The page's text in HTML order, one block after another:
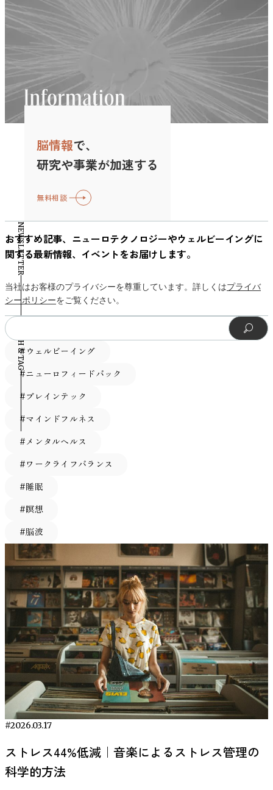
果を決めるわけではなく、メロディやハーモニーなど複数の
音楽要素が組み合わさることで心理的反応が形成されると考
えられています。 参考：Pelletier, C. L. (2004). The effect of
music on decreasing arousal due to stress: A meta-analysis.
Journal of Music Therapy, 41(3), 192–214.
https://pubmed.ncbi.nlm.nih.gov/15327345/ 自然音やアンビ
エント音楽がリラックス感と関連する理由 音楽だけでな
く、自然環境の音が心理状態に与える影響についても研究が
行われています。環境心理学の研究では、水の流れる音や風
の音などの自然音を聞くことで、心理的な回復感やリラック
ス感が報告される場合があることが示されています。 たと
えば、自然環境音と都市環境音を比較した研究では、自然音
を聞いた参加者の方が、主観的なストレス評価が低くなる傾
向が報告されています。こうした結果は、自然環境の音が人
間の心理的回復に関係する可能性を示唆しています。 アン
ビエント音楽は、こうした自然音や持続的な音響を取り入れ
た音楽ジャンルであり、明確なリズムよりも空間的な音響を
特徴とすることが多い音楽です。研究では、このような音響
環境が静かな背景音として知覚されることで、落ち着いた心
理状態と関連する可能性が指摘されています。 参考：
Alvarsson, J. J., Wiens, S., & Nilsson, M. E. (2010). Stress
recovery during exposure to nature sound and environmental
noise. International Journal of Environmental Research and
Public Health, 7(3), 1036–
1046.https://pubmed.ncbi.nlm.nih.gov/20617017/ 好きな音楽
効果を研究する際には、音楽の客観的な特徴だけでなく、個
人の音楽嗜好も重要な要因として扱われています。研究で
は、個人が好む音楽を聴くことによって、感情状態やストレ
スの主観的評価が変化する可能性があることが報告されてい
ます。 音楽は感情や記憶と深く結びついた刺激であり、特
ります。このため、同じ音楽でも人によって心理的反応が異
なることが知られています。 実験研究では、参加者が自分
化が見られることが報告されています。こうした結果から、
音楽の心理的効果は楽曲の構造だけでなく、個人の好みや経
験とも関係していると考えられています。 音楽と記憶の関
係に着目した商品「うたメモリー」については、こちらをご
覧ください。 https://uta-memory.com/ 音楽でストレスを
軽減するための日常的な活用方法 音楽が心理状態や生理反
応に影響を与える可能性については、多くの研究が行われて
いますが、その効果は実験室の環境だけでなく、日常生活の
中での聴き方にも関係すると考えられています。実際、音楽
心理学の研究では、人がどのような状況で音楽を利用するか
が感情調整やストレスの感じ方に関連する可能性が報告され
ています。 たとえば、人は気分を落ち着かせるときや集中
したいときなど、目的に応じて音楽を使い分ける傾向がある
（emotion regulation）」の一つの方法として研究されてお
り、日常生活の中で自然に行われている行動の一つです。
法則では、覚醒水準が低すぎても高すぎてもパフォーマンス
は下がり、中程度の状態で最も高くなるとされています。
テンポが速い音楽は一般に覚醒水準を高めやすく、遅い音楽
は比較的落ち着いた状態を保ちやすいと考えられています。
ただし、最適な覚醒水準は作業の難易度によって変わりま
す。単純で反復的な作業ではやや高い覚醒水準が有利に働く
場合がありますが、複雑で高度な思考を要する作業では、過
度な刺激がパフォーマンスを低下させる可能性があります。
そのため、「最適なBPMは何か」という問いに一律の答えは
ありません。重要なのは、自分の作業がどの程度の集中と認
知負荷を必要としているかを基準に、覚醒水準を調整すると
いう視点です。 ジャンルではなく“音響特性”で選ぶ クラシ
ックやローファイといったジャンル名は分かりやすい指標で
すが、研究の観点ではそれ自体が効果を決定するわけではあ
りません。より重要なのは、音楽の持つ音響的特徴です。
たとえば、音量や強弱の変化が激しい音楽は注意を引きやす
く、認知資源を消費する可能性があります。また、旋律やリ
ズムが極端に複雑で予測が難しい音楽も、脳内での処理負荷
を高めると考えられます。反対に、一定のパターンが繰り返
される音楽や、音量変化が比較的安定している音環境は、注
意を過度に奪いにくい傾向があります。 さらに、雨音や川
のせせらぎといった自然音は、注意回復理論（Attention
Restoration Theory）の文脈で研究されており、精神的疲労
の回復と関連する可能性が示唆されています。これらは音楽
というよりも環境音ですが、作業用BGMとして利用される
えられます。 環境音楽については、こちらの記事でも詳し
く紹介しています。 ・環境音楽とは？アンビエントミュー
ジックとの違いとおすすめアーティスト10選 作業用BGMの
効果を高めるための実践的な使い方 音環境の研究では、作
業用BGMの音の種類だけでなく、音量や聞こえ方、周囲の
す。つまり、同じ音楽でも聞き方や環境によって、集中しや
すさは変わる可能性があります。 ここでは、作業用BGMを
トを整理します。 イヤホンとスピーカーでは音の感じ方が
変わる 同じ音楽であっても、イヤホンで聞く場合とスピー
カーで聞く場合では、音の聞こえ方や作業への影響が変わる
可能性があります。 イヤホンは耳元で直接音を再生するた
め、外部の音を遮断しやすいという特徴があります。周囲の
雑音が多い環境では、こうした遮音効果によって音環境を一
定に保ちやすくなる場合があります。 一方で、スピーカー
で音を流す場合は、音が空間全体に広がるため、環境音の一
部として感じられることがあります。このような聞こえ方
は、音楽を強く意識せずに作業を続けたい場合に適している
と感じる人もいます。 どちらが良いかは作業環境や好みに
よって異なりますが、周囲の騒音状況や作業内容に応じて聞
き方を調整することが、作業用BGMを活用する上では重要
る場合がある 作業用BGMは、一度聞くだけで効果が決まる
ものではなく、習慣として使われることが多い音環境です。
心理学では、特定の環境や刺激が特定の行動と結びつく現象
のメカニズムとして「嗜好との一致」、すなわち自分の好み
に合った報酬を得られることが重要な役割を果たすことが示
されました。 報酬を自由に選べた参加者は、用意された景
品の中から自分が最も欲しいもの・好きなものを選択できま
す。当然ながら人それぞれ「ご褒美に何を魅力に感じるか」
は異なるため、選択の自由があると各自が自分にとって価値
の高い報酬を手にすることになります。研究チームは、この
「報酬と個人の嗜好のマッチ度」がパフォーマンスを押し上
しい課題の条件では報酬選択の有無がパフォーマンスに与え
る効果の背後に、この嗜好の一致度が統計的に介在していた
簡単な課題ではそもそも課題が容易なためか、嗜好に合った
報酬かどうかで成績に有意な差は生じませんでした。 考
察：仕事や学習の現場に応用できる「選べる報酬」の力 こ
の研究から、「ただ報酬を与えればいい」というものではな
く、報酬の内容を本人の好みに合致させることの大切さが浮
かび上がってきます。難しい課題では「これが欲しい！」と
思えるご褒美があることで、参加者はより集中力を発揮し、
粘り強く取り組むようになります。 一方、簡単な課題では
元々楽に達成できるため、報酬へのこだわりがパフォーマン
スに響く余地は小さいのでしょう。言い換えれば、課題が難
しくなるほど人は追加のインセンティブを必要とし、そのイ
ンセンティブは自分に合ったものであるほど効果的だという
ことです。 実際、選択の自由そのものが人に「自分で決め
ている」という充実感を与え、脳の報酬系を活性化すること
なご褒美であれば達成したときの喜びもひとしおです。 今
回の研究は、この「選ぶ楽しさ」と「欲しいものが手に入る
する局面であることを示したと言えるでしょう。 現実社会
への示唆も明確です。職場や教育の場で、人々に難度の高い
を与えるよりも、いくつかの選択肢を提示して本人に選ばせ
る方が効果的かもしれません。 たとえば社員に目標達成イ
ンセンティブを出すなら、現金・商品券・休暇・ガジェット
など複数の報酬プランから好きなものを選べるようにした
り、学生に課題達成のご褒美を与えるなら、図書カード・お
菓子・特別な活動機会など複数用意して選ばせたりするとい
った工夫です。 これにより各人が「自分にとって一番嬉し
いご褒美」を得られるため、より意欲的に困難に挑戦できる
可能性があります。実際、社員がポイントを貯めて好きな報
酬と交換できる社内表彰制度や、子供がご褒美シールを貯め
て好きなおもちゃと引き換える仕組みは、こうした理にかな
っていると言えるでしょう。 報酬とモチベーションの研究
は、脳科学や行動経済学とも結びつき、近年ますます発展し
ています。本研究は「報酬の選択権」という身近で応用しや
すい要素にスポットライトを当て、その効果をエレガントな
実験デザインで示しました。 難しい課題に直面したとき、
「終わったら自分へのご褒美に何をしよう？」と考える習慣
は、科学的にも理に適ったモチベーション戦略と言えるかも
う気持ちを変化させるかもしれない──そう仮説を立てたの
です。 参考：Duffy, M. K., Ganster, D., & Pagon, M. (2002).
Social undermining in the workplace. Academy of Management
Journal, 45(2), 331–351.
https://psycnet.apa.org/record/2002-13600-002 「仕事への
情熱」には２種類ある？──調和型パッションと強迫型パッ
ション 「仕事が大好き！」という情熱は、一見するとポジ
ティブなエネルギー源に思えます。しかし、研究者たちは、
す。カナダの心理学者ヴァレランらの提唱する「デュアル・
モデル」によれば、情熱には調和型（ハーモニアス）と強迫
型（オブセッシブ）の２種類があるといいます。 調和型パ
ッションとは、『やりたいからやる』という感覚に根ざし、
自分の意思で柔軟にコントロールできている情熱です。 自
分の意志で仕事に取り組めているため、努力していても心に
余裕があり、生活全体のリズムも崩れにくいという特徴があ
ります。仕事への没頭とプライベートのバランスが自然と取
れており、「この仕事が好きだ」という気持ちが内側から湧
き上がるような、内発的動機づけに支えられています。 こ
うした調和型パッションには、実証研究でも興味深い効果が
示されています。仕事に対する満足度が高く、日々のパフォ
ーマンスも安定しやすく、心理的な幸福感にもつながりやす
いという報告が重ねて示されているのです。 また、過度な
ストレスで気力が尽きてしまう“燃え尽き（バーンアウ
ト）”に陥りにくいだけでなく、結果として離職しにくい傾
向も確認されています。仕事に向かう姿勢そのものが健全で
あるため、逆境にあっても揺らぎにくいと考えられていま
す。 一方、強迫型パッションは、仕事に強くひきつけられ
ているものの、その源にあるのは「やらなければならない」
とする気持ちが強く、気づけば生活の多くを仕事が占め、心
の余裕が失われやすくなります。 このタイプの情熱を持つ
ストレスを抱え込みやすい傾向があります。研究でも、強迫
型パッションが高いほど葛藤や不安が増し、バーンアウトの
リスクや離職意向が高まることが示されています。熱心に働
いているように見えても、内側ではプレッシャーに押されて
消耗が進みやすい情熱のあり方と言えます。 このように、
同じ「情熱」でもその質によって働き方や心の状態は大きく
変わります。周りを見渡してみても、仕事を楽しみながら取
り組む人もいれば、仕事に熱心なのにどこか余裕がなく、い
つも緊張しているように見える人がいますよね。 今回の研
究が明らかにしたのは、こうした「調和型」と「強迫型」と
いう情熱の違いが、職場でのネガティブな言動に直面したと
き──つまり、評価を下げられたり足を引っ張られたりする
場面で、「辞めたい」と感じる度合いにどう影響するのかと
いう点でした。 参考：Vallerand, R. J., Blanchard, C.,
Mageau, G. A., Koestner, R., Ratelle, C., Léonard, M., Gagné,
obsessive and harmonious passion. Journal of Personality and
Social Psychology, 85(4), 756–767.
収入や資産が少ない層から最も多い層までを均等に区切り、
それぞれのグループで認知症リスクにどのような差があるか
を比較したのです。 結果：資産と認知症に強い関係 統計解
析の結果はきわめて明快でした。資産が多い人ほど認知症の
リスクが低いという強い関連が確認されたのです。 この結
果は、参加者の年齢や性別、健康状態といった影響を統計的
に取り除いたうえで、資産の違いによる認知症リスクを比較
することで導かれました。分析には「ロジスティック回帰」
という統計手法が用いられ、リスクの強さは「オッズ比」と
いう指標で示されています。オッズ比が1より小さいほどリ
スクが低いことを意味します。 具体的には、資産が最も少
ズが0.23倍となり、非常にリスクが低いことが示されまし
て低いことがわかりました。 年齢や性別、健康状態といっ
た他の要因を考慮に入れても、この傾向は揺るぐことはあり
ませんでした。 一方で、月々の収入と認知症リスクの関係
は、資産の影響を考慮に入れると相対的に弱く見えました。
言い換えれば、『今どれだけの収入があるか』よりも、『こ
れまでの人生でどれだけ資産を築いてきたか』の方が、認知
症予防に対してより強い影響を与えている可能性が示されま
した。 富が認知症リスクを下げるメカニズム 研究チーム
は、この背景についていくつかの視点から解釈を加えていま
す。まず注目されるのは「認知予備力（Cognitive
Reserve）」という考え方です。 富裕層は教育や趣味、知的
活動の機会に恵まれており、その積み重ねが脳に“余力”をも
たらし、老化や病気の影響を受けにくくすると考えられま
す。加えて、質の高い医療や介護サービスにアクセスしやす
いことも、認知症の進行を抑えるうえで有利に働く可能性が
あります。さらに、経済的不安が少ないことで慢性的なスト
せません。 一方で、収入そのものは認知症リスクの低下と
直接は結びつきませんでした。これは、分析に「資産」とい
の効果が見えにくくなってしまうからだと研究者は説明して
います。 実際に資産を外してデータを再解析してみると、
収入が高い人ほど認知症になりにくい傾向が一部で確認され
ました。つまり、収入にも一定の関係はあるものの、資産の
持つ影響力の方がずっと大きいのです。 高齢社会政策への
応用可能性 この研究の意義は、単に「お金持ちは認知症に
なりにくい」という話にとどまりません。著者らは「経済的
不平等を是正することが、認知症の社会的負担を減らす有効
な方策になり得る」と指摘しています。 高齢者の生活を支
える資産形成や再分配政策は、医療費や介護費用の抑制とい
った経済効果だけでなく、人々の脳の健康を守る施策として
も意味を持つのです。 日本もドイツと同様に超高齢社会に
突入しています。老後の「脳格差」を生まないために、資産
形成支援やセーフティネットの強化はますます重要になって
いくでしょう。 経済的な余裕は、これまでの人生を豊かに
するだけでなく、老後の脳を守る盾としても働いているのか
もしれません。「資産格差を縮めることは、社会全体の認知
ます。 やる気が出ない原因とは？脳・環境・タスクの3つの
視点から解説 やる気が出ない状態には、誰もが一度は直面
します。その背景には、単なる「怠け」では説明できない、
脳の働きや環境要因、タスクの構造といった複数の要素が関
係しています。 ここでは、科学的・心理学的な視点から
「やる気が出ない理由」を整理し、今後の対処法につなげて
いきましょう。 脳と感情の関係｜「やる気」は感情ではな
く神経系の仕組み やる気は一時的な気分や感情の問題と思
密接に関係しています。特に「ドーパミン」という物質が重
要な役割を担っており、このドーパミンの分泌量や働きが低
ンは「報酬」に対して反応する性質があり、「何かを達成で
きそう」「見返りがある」と認識したときに分泌されやすく
なります。そのため、目標が漠然としていたり、達成感を感
じにくい作業に対しては、やる気が起こりにくいという特徴
があります。 環境要因とストレス｜外的な刺激がモチベー
ションを左右する やる気は本人の意思だけではなく、周囲
の環境や状況にも強く影響されます。たとえば、騒音や気
温、照明などの物理的環境が集中力を妨げ、間接的にやる気
を削ぐことがあります。 さらに、長時間の仕事や人間関係
のストレス、過度なプレッシャーも脳に負荷を与え、モチベ
ーションを低下させる要因になります。心理的ストレスが蓄
積すると、自律神経が乱れ、慢性的な疲労感や無気力感を引
き起こす可能性もあります。 特に在宅勤務などで生活空間
と仕事空間の境界が曖昧な場合、オン・オフの切り替えが難
タスクが大きすぎる｜脳が「負担」と感じて動けなくなる
やる気が出ない理由のひとつに、目の前のタスクが「大きす
きな作業を避けようとする傾向があり、特に「どこから手を
つければよいかわからない」と感じたときには、行動を先延
負荷」と呼ばれ、タスクの量や難易度が高まることで脳が情
報処理を回避しようとする状態です。また、失敗への恐れや
完璧主義が加わると、なおさら手がつけにくくなります。
そのため、作業を始める前にタスクを細かく分割し、取りか
かりやすい単位にすることが有効です。最初の一歩を小さく
することで、脳に「できそう」という印象を与え、やる気を
引き出しやすくなります。 参考：お金をあげるのは逆効
果！？子どものやる気を出させる教育方法！ 即効でやる気
を出す方法7選｜科学的に効果があるアプローチを紹介 やる
気が出ないとき、「とにかく早くスイッチを入れたい」と思
う人は多いはずです。 ここでは、心理学や脳科学、行動習
慣に基づいた即効性のあるやる気アップの方法を7つ紹介し
ます。すぐに取り入れられる実践的な内容ばかりなので、自
分に合う方法を試してみてください。 5秒ルール｜思考より
先に行動するテクニック アメリカの著述家メル・ロビンス
る前に、物理的に動き出すためのシンプルかつ強力なテクニ
ックです。この方法は、『思考が行動を妨げる』というパタ
脳情報で、
研究や事業が加速する
無料相談
NEWSLETTER
おすすめ記事、ニューロテクノロジーやウェルビーイングに
関する最新情報、イベントをお届けします。
当社はお客様のプライバシーを尊重しています。詳しくはプライバ
シーポリシーをご覧ください。
SEARCH & TAG
#ウェルビーイング
#ニューロフィードバック
#ブレインテック
#マインドフルネス
#メンタルヘルス
#ワークライフバランス
#睡眠
#瞑想
#脳波
RECENT ARTICLE
#2026.03.17
ストレス44%低減｜音楽によるストレス管理の
科学的方法